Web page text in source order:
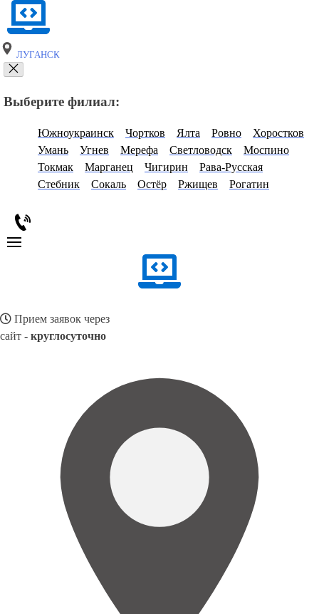
ЛУГАНСК
Выберите филиал:
Южноукраинск Чортков Ялта Ровно
Хоростков
Умань
Угнев Мерефа Светловодск
Моспино
Токмак
Марганец Чигирин
Рава-Русская
Стебник
Сокаль Остёр Ржищев Рогатин
Прием заявок через
сайт - круглосуточно